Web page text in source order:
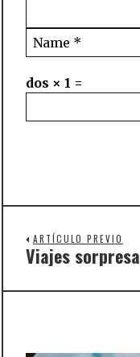
dos × 1 =
ARTÍCULO PREVIO
Previous
Viajes sorpresa